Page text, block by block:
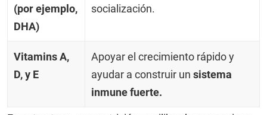
(por ejemplo,
DHA)
socialización.
Vitamins A,
D, y E
Apoyar el crecimiento rápido y
ayudar a construir un sistema
inmune fuerte.